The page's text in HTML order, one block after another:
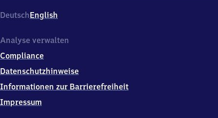
Stendaler
Str.,
9
9
0
DeutschEnglish
Analyse verwalten
Compliance
Datenschutzhinweise
Informationen zur Barrierefreiheit
Impressum